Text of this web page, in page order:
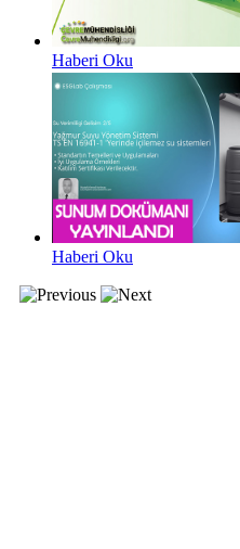
Haberi Oku
Haberi Oku